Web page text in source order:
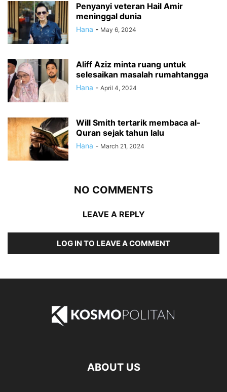
Penyanyi veteran Hail Amir
meninggal dunia
Hana - May 6, 2024
Aliff Aziz minta ruang untuk
selesaikan masalah rumahtangga
Hana - April 4, 2024
Will Smith tertarik membaca al-
Quran sejak tahun lalu
Hana - March 21, 2024
NO COMMENTS
LEAVE A REPLY
LOG IN TO LEAVE A COMMENT
ABOUT US